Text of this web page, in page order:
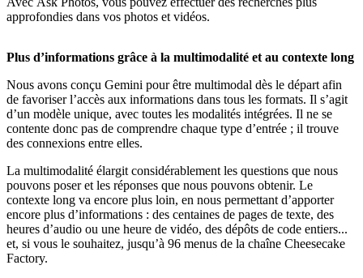
approfondies dans vos photos et vidéos.
Plus d’informations grâce à la multimodalité et au contexte long
Nous avons conçu Gemini pour être multimodal dès le départ afin
de favoriser l’accès aux informations dans tous les formats. Il s’agit
d’un modèle unique, avec toutes les modalités intégrées. Il ne se
contente donc pas de comprendre chaque type d’entrée ; il trouve
des connexions entre elles.
La multimodalité élargit considérablement les questions que nous
pouvons poser et les réponses que nous pouvons obtenir. Le
contexte long va encore plus loin, en nous permettant d’apporter
encore plus d’informations : des centaines de pages de texte, des
heures d’audio ou une heure de vidéo, des dépôts de code entiers...
et, si vous le souhaitez, jusqu’à 96 menus de la chaîne Cheesecake
Factory.